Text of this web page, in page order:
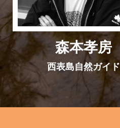
森本孝房
西表島自然ガイド